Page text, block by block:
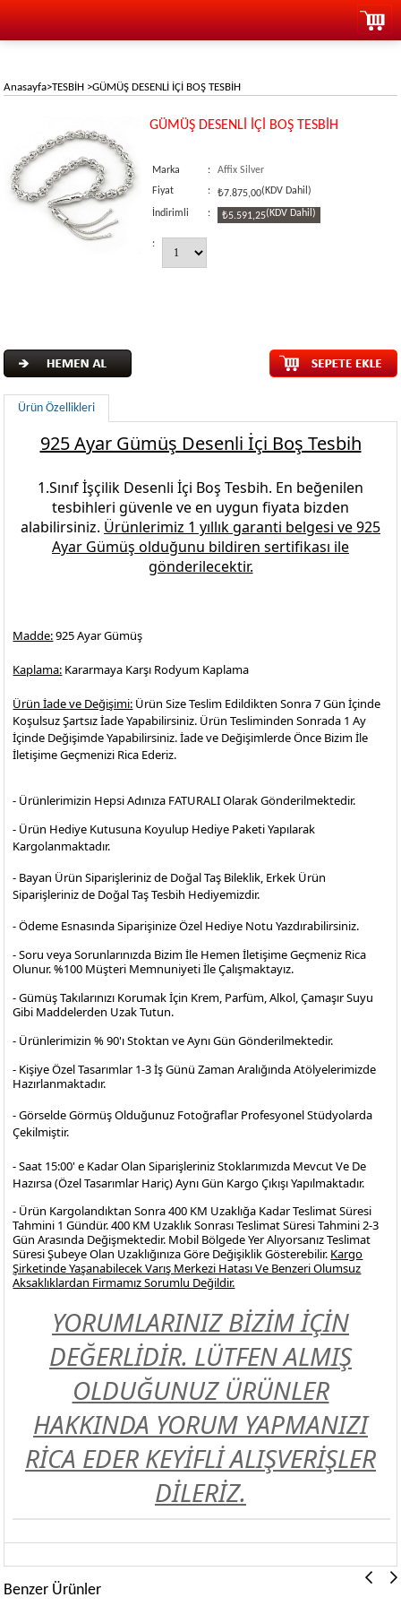
Anasayfa>TESBİH >GÜMÜŞ DESENLİ İÇİ BOŞ TESBİH
GÜMÜŞ DESENLİ İÇİ BOŞ TESBİH
Marka :
Affix Silver
Fiyat
: ₺7.875,00(KDV Dahil)
İndirimli : ₺5.591,25(KDV Dahil)
:
Ürün Özellikleri
925 Ayar Gümüş Desenli İçi Boş Tesbih
1.Sınıf İşçilik Desenli İçi Boş Tesbih. En beğenilen
tesbihleri güvenle ve en uygun fiyata bizden
alabilirsiniz. Ürünlerimiz 1 yıllık garanti belgesi ve925
Ayar Gümüş olduğunu bildiren sertifikası ile
gönderilecektir.
Madde:925 Ayar Gümüş
Kaplama: Kararmaya Karşı Rodyum Kaplama
Ürün İade ve Değişimi: Ürün Size Teslim Edildikten Sonra 7 Gün İçinde
Koşulsuz Şartsız İade Yapabilirsiniz. Ürün Tesliminden Sonrada 1 Ay
İçinde Değişimde Yapabilirsiniz. İade ve Değişimlerde Önce Bizim İle
İletişime Geçmenizi Rica Ederiz.
- Ürünlerimizin Hepsi Adınıza FATURALI Olarak Gönderilmektedir.
- Ürün Hediye Kutusuna Koyulup Hediye Paketi Yapılarak
Kargolanmaktadır.
- Bayan Ürün Siparişleriniz de Doğal Taş Bileklik, Erkek Ürün
Siparişleriniz de Doğal Taş Tesbih Hediyemizdir.
- Ödeme Esnasında Siparişinize Özel Hediye Notu Yazdırabilirsiniz.
- Soru veya Sorunlarınızda Bizim İle Hemen İletişime Geçmeniz Rica
Olunur. %100 Müşteri Memnuniyeti İle Çalışmaktayız.
- Gümüş Takılarınızı Korumak İçin Krem, Parfüm, Alkol, Çamaşır Suyu
Gibi Maddelerden Uzak Tutun.
- Ürünlerimizin % 90'ı Stoktan ve Aynı Gün Gönderilmektedir.
- Kişiye Özel Tasarımlar 1-3 İş Günü Zaman Aralığında Atölyelerimizde
Hazırlanmaktadır.
- Görselde Görmüş Olduğunuz Fotoğraflar ProfesyonelStüdyolarda
Çekilmiştir.
- Saat 15:00' e Kadar Olan Siparişleriniz Stoklarımızda Mevcut Ve De
Hazırsa (Özel Tasarımlar Hariç) Aynı Gün Kargo Çıkışı Yapılmaktadır.
- Ürün Kargolandıktan Sonra 400 KM Uzaklığa Kadar Teslimat Süresi
Tahmini 1 Gündür. 400 KM Uzaklık Sonrası Teslimat Süresi Tahmini 2-3
Gün Arasında Değişmektedir. Mobil Bölgede Yer Alıyorsanız Teslimat
Süresi Şubeye Olan Uzaklığınıza Göre Değişiklik Gösterebilir. Kargo
Şirketinde Yaşanabilecek Varış Merkezi Hatası Ve Benzeri Olumsuz
Aksaklıklardan Firmamız Sorumlu Değildir.
YORUMLARINIZ BİZİM İÇİN
DEĞERLİDİR. LÜTFEN ALMIŞ
OLDUĞUNUZ ÜRÜNLER
HAKKINDA YORUM YAPMANIZI
RİCA EDER KEYİFLİ ALIŞVERİŞLER
DİLERİZ.
Benzer Ürünler